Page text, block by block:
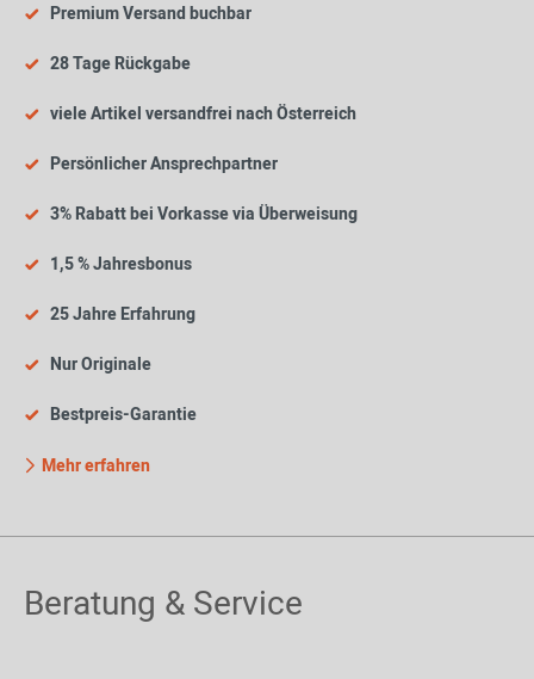
Premium Versand buchbar
28 Tage Rückgabe
viele Artikel versandfrei nach Österreich
Persönlicher Ansprechpartner
3% Rabatt bei Vorkasse via Überweisung
1,5 % Jahresbonus
25 Jahre Erfahrung
Nur Originale
Bestpreis-Garantie
Mehr erfahren
Beratung & Service